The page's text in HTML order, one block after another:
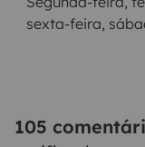
sexta-feira,
105